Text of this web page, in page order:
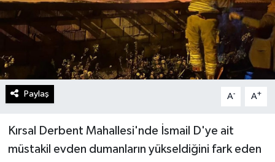
Paylaş A- A+
Kırsal Derbent Mahallesi'nde İsmail D'ye ait
müstakil evden dumanların yükseldiğini fark eden